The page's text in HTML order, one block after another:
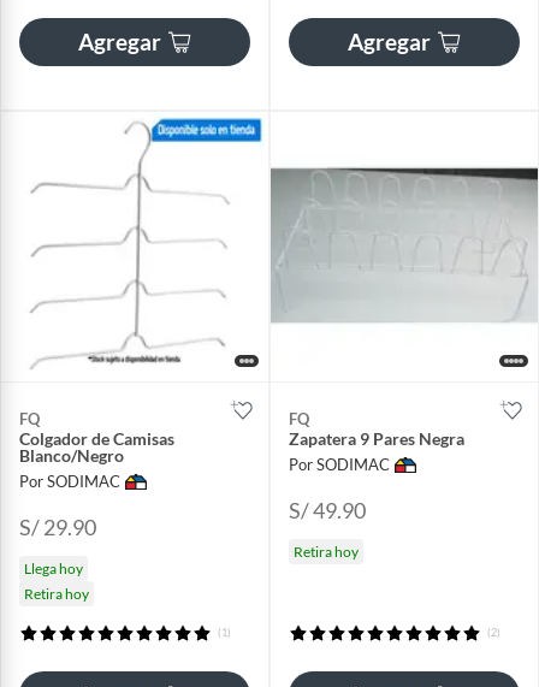
Agregar Agregar
FQ
Colgador de Camisas
Blanco/Negro
Por SODIMAC
S/ 29.90
Llega hoy
Retira hoy
(1)
FQ
Zapatera 9 Pares Negra
Por SODIMAC
S/ 49.90
Retira hoy
(2)